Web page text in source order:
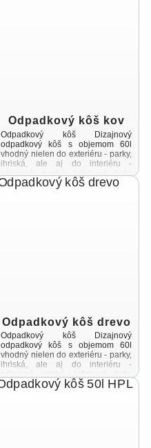
Odpadkový kôš kov
Odpadkový kôš Dizajnový
odpadkový kôš s objemom 60l
vhodný nielen do exteriéru - parky,
ihriská, ale aj do interiéru -
vstupné ...
Odpadkový kôš drevo
Odpadkový kôš Dizajnový
odpadkový kôš s objemom 60l
vhodný nielen do exteriéru - parky,
ihriská, ale aj do interiéru -
nákupné centrá, letiskové haly,
vstupné ...